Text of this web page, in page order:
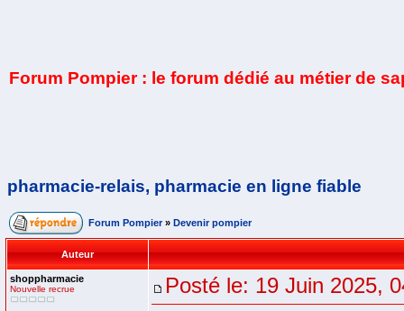
Forum Pompier : le forum dédié au métier de
pharmacie-relais, pharmacie en ligne fiable
Forum Pompier » Devenir pompier
Auteur
shoppharmacie
Nouvelle recrue Posté le: 19 Juin 2025,